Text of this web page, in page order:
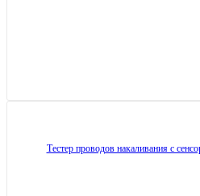
Тестер проводов накаливания с